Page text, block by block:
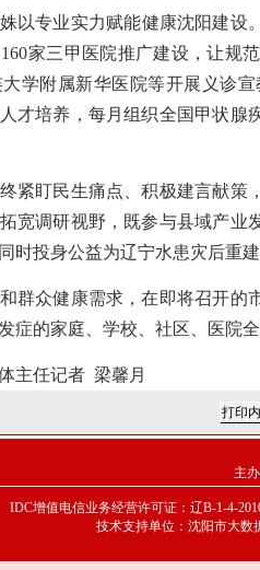
专业实力赋能健康沈阳建设
家三甲医院推广建设，让规
学附属新华医院等开展义诊
才培养，每月组织全国甲状
盯民生痛点、积极建言献策
宽调研视野，既参与县域产
时投身公益为辽宁水患灾后重
众健康需求，在即将召开的
症的家庭、学校、社区、医院
任记者 梁馨月
主
IDC增值电信业务经营许可证：辽B-1-4-
技术支持单位：沈阳市大数